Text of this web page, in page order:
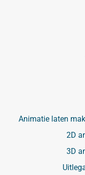
Animatie laten
2D
3D